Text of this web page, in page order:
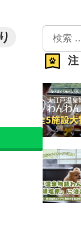
検
索